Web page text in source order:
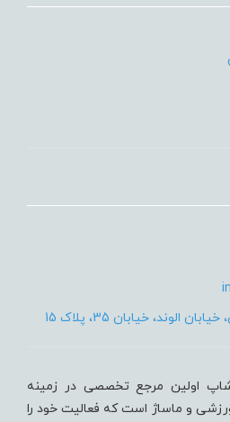
الوند، خیابان 35، پلاک 15
شاپ اولین مرجع تخصصی در زمینه
و ماساژ است که فعالیت خود را